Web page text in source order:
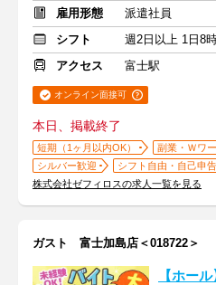
雇用形態
派遣社員
シフト
週2日以上 1日8
アクセス
富士駅
オンライン面接可
本日、掲載終了
短期（1ヶ月以内OK）
副業・Ｗワ
シルバー歓迎
シフト自由・自己申告
株式会社ゼフィロスの求人一覧を見る
ガスト 富士加島店＜018722＞
【ホー